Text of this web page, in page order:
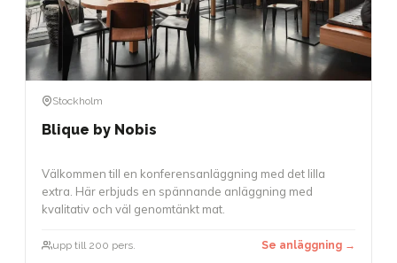
Stockholm
Blique by Nobis
Välkommen till en konferensanläggning med det lilla
extra. Här erbjuds en spännande anläggning med
kvalitativ och väl genomtänkt mat.
upp till 200 pers. Se anläggning →